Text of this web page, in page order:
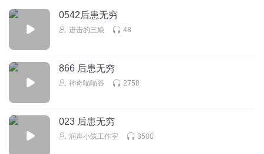
0542后患无穷
进击的三娘 48
866 后患无穷
神奇喵喵谷 2758
023 后患无穷
润声小筑工作室 3500